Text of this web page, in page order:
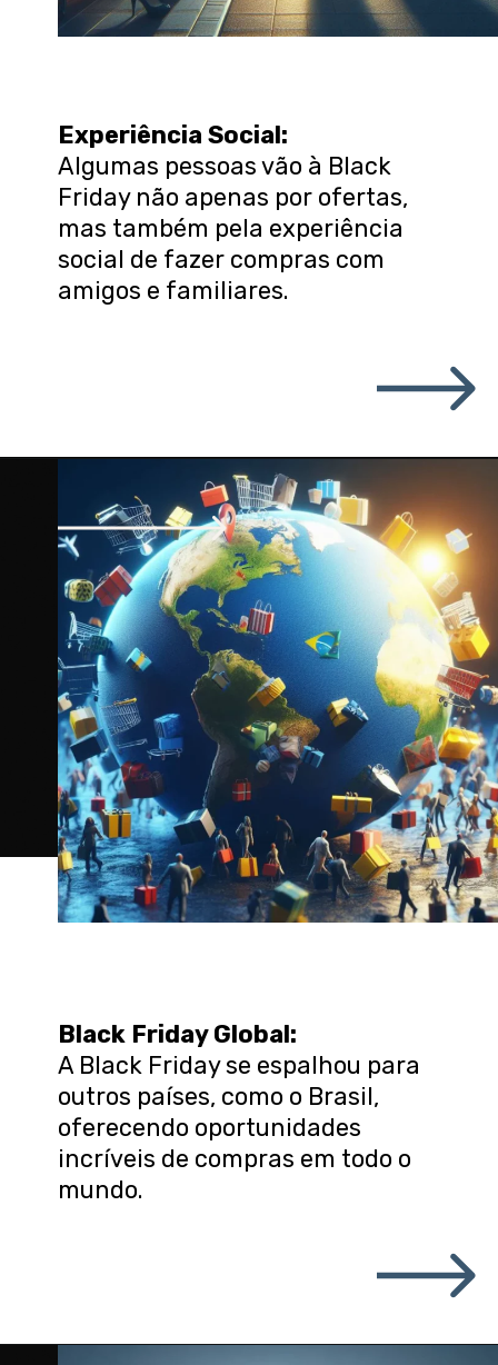
Experiência Social:
Algumas pessoas vão à Black
Friday não apenas por ofertas,
mas também pela experiência
social de fazer compras com
amigos e familiares.
Black Friday Global:
A Black Friday se espalhou para
outros países, como o Brasil,
oferecendo oportunidades
incríveis de compras em todo o
mundo.